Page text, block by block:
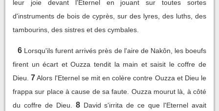
leur joie devant l'Eternel en jouant sur toutes sortes
d'instruments de bois de cyprès, sur des lyres, des luths, des
tambourins, des sistres et des cymbales.
6 Lorsqu'ils furent arrivés près de l'aire de Nakôn, les boeufs
firent un écart et Ouzza tendit la main et saisit le coffre de
Dieu. 7 Alors l'Eternel se mit en colère contre Ouzza et Dieu le
frappa sur place à cause de sa faute. Ouzza mourut là, à côté
du coffre de Dieu.
8 David s'irrita de ce que l'Eternel avait